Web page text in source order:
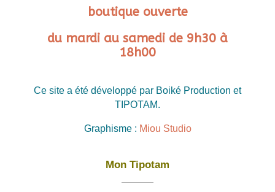
boutique ouverte
du mardi au samedi de 9h30 à
18h00
Ce site a été développé par Boiké Production et
TIPOTAM.
Graphisme : Miou Studio
Mon Tipotam